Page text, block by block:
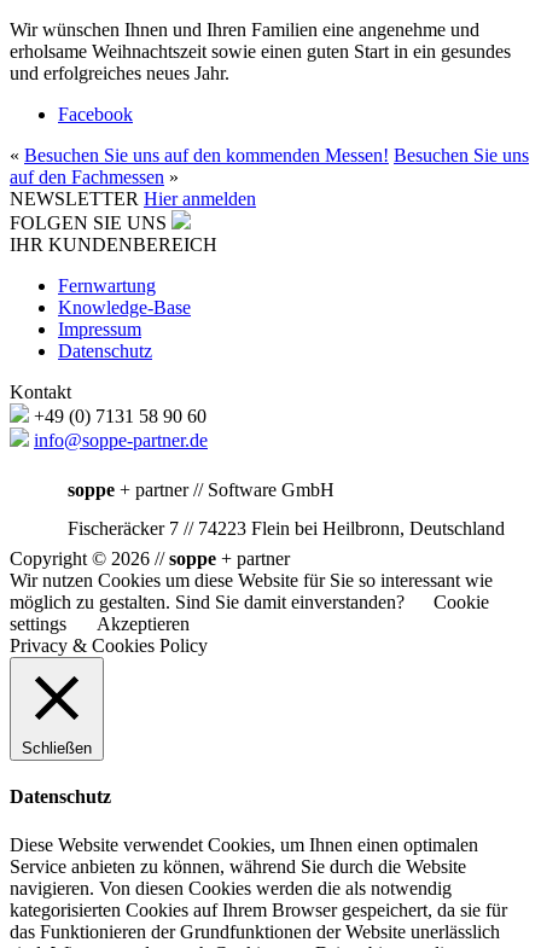
Wir wünschen Ihnen und Ihren Familien eine angenehme und
erholsame Weihnachtszeit sowie einen guten Start in ein gesundes
und erfolgreiches neues Jahr.
Facebook
« Besuchen Sie uns auf den kommenden Messen! Besuchen Sie uns
auf den Fachmessen »
NEWSLETTER Hier anmelden
FOLGEN SIE UNS
IHR KUNDENBEREICH
Fernwartung
Knowledge-Base
Impressum
Datenschutz
Kontakt
+49 (0) 7131 58 90 60
info@soppe-partner.de
soppe + partner // Software GmbH
Fischeräcker 7 // 74223 Flein bei Heilbronn, Deutschland
Copyright © 2026 //soppe + partner
Wir nutzen Cookies um diese Website für Sie so interessant wie
möglich zu gestalten. Sind Sie damit einverstanden?
Cookie
settings
Akzeptieren
Privacy & Cookies Policy
Schließen
Datenschutz
Diese Website verwendet Cookies, um Ihnen einen optimalen
Service anbieten zu können, während Sie durch die Website
navigieren. Von diesen Cookies werden die als notwendig
kategorisierten Cookies auf Ihrem Browser gespeichert, da sie für
das Funktionieren der Grundfunktionen der Website unerlässlich